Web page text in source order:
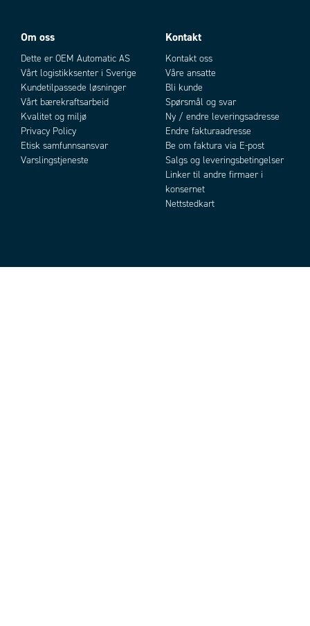
Om oss
Dette er OEM Automatic AS
Vårt logistikksenter i Sverige
Kundetilpassede løsninger
Vårt bærekraftsarbeid
Kvalitet og miljø
Privacy Policy
Etisk samfunnsansvar
Varslingstjeneste
Kontakt
Kontakt oss
Våre ansatte
Bli kunde
Spørsmål og svar
Ny / endre leveringsadresse
Endre fakturaadresse
Be om faktura via E-post
Salgs og leveringsbetingelser
Linker til andre firmaer i
konsernet
Nettstedkart